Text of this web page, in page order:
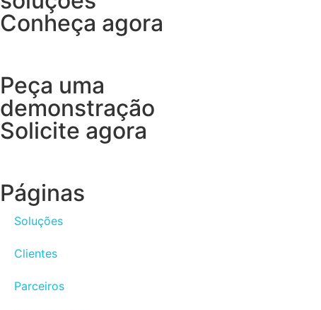
Conheça agora
Peça uma
demonstração
Solicite agora
Páginas
Soluções
Clientes
Parceiros